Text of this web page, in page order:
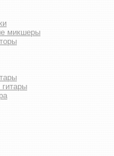
микшеры